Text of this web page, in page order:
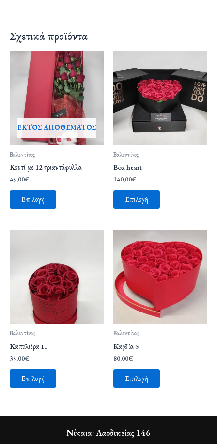
Σχετικά προϊόντα
ΕΚΤΌΣ ΑΠΟΘΈΜΑΤΟΣ
Βαλεντίνος
Κουτί με 12 τριαντάφυλλα
45,00€
Επιλογή
Βαλεντίνος
Box heart
140,00€
Επιλογή
Βαλεντίνος
Καπελιέρα 11
35,00€
Επιλογή
Βαλεντίνος
Καρδία 5
80,00€
Επιλογή
Νίκαια: Λαοδικείας 146